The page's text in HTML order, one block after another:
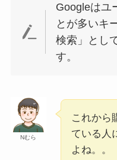
Googleはユ
とが多いキ
検索」とし
す。
Nむら
これから
ている人
よね。。